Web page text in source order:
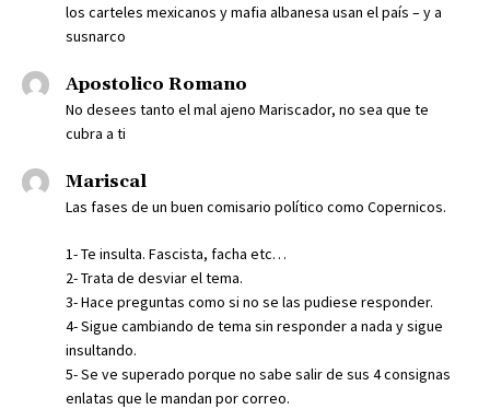
los carteles mexicanos y mafia albanesa usan el país – y a
susnarco
Apostolico Romano
No desees tanto el mal ajeno Mariscador, no sea que te
cubra a ti
Mariscal
Las fases de un buen comisario político como Copernicos.
1- Te insulta. Fascista, facha etc…
2- Trata de desviar el tema.
3- Hace preguntas como si no se las pudiese responder.
4- Sigue cambiando de tema sin responder a nada y sigue
insultando.
5- Se ve superado porque no sabe salir de sus 4 consignas
enlatas que le mandan por correo.